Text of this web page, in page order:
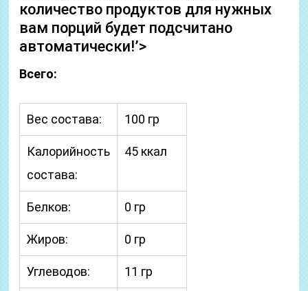
количество продуктов для нужных
вам порций будет подсчитано
автоматически!’>
Всего:
Вес состава: 100 гр
Калорийность
состава:
45 ккал
Белков: 0 гр
Жиров: 0 гр
Углеводов: 11 гр